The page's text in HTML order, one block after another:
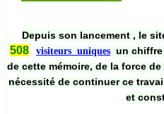
Depuis son lancement , le
508
visiteurs uniques un chiffre
de cette mémoire, de la force
nécessité de continuer ce
et